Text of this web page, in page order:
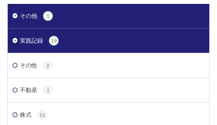
その他 1
実践記録 19
その他 2
不動産 1
株式 11